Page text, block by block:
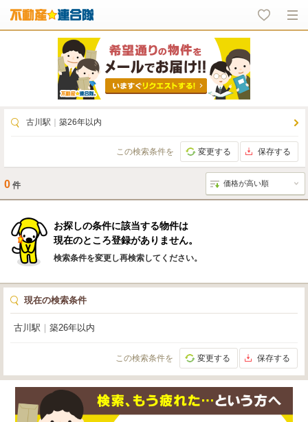
古川駅 築26年以内
この検索条件を 変更する 保存する
0 件
お探しの条件に該当する物件は
現在のところ登録がありません。
検索条件を変更し再検索してください。
現在の検索条件
古川駅 築26年以内
この検索条件を 変更する 保存する